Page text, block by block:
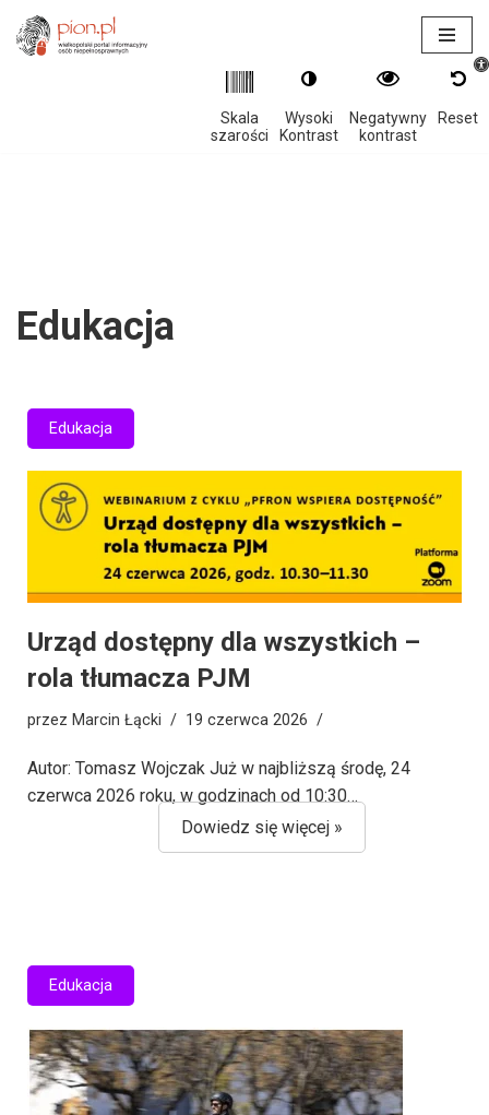
Skala
szarości
Wysoki
Kontrast
Negatywny
kontrast
Reset
Przejdź
Edukacja
Urząd dostępny dla wszystkich –
rola tłumacza PJM
przez Marcin Łącki 19 czerwca 2026
Edukacja
Autor: Tomasz Wojczak Już w najbliższą środę, 24
czerwca 2026 roku, w godzinach od 10:30…
Dowiedz się więcej »
Edukacja